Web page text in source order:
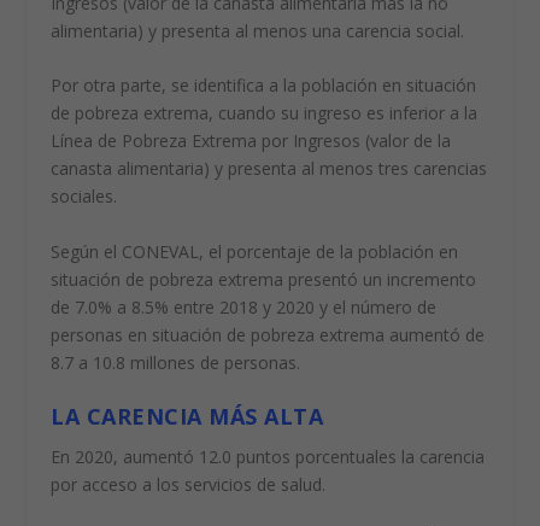
alimentaria) y presenta al menos una carencia social.
Por otra parte, se identifica a la población en situación
de pobreza extrema, cuando su ingreso es inferior a la
Línea de Pobreza Extrema por Ingresos (valor de la
canasta alimentaria) y presenta al menos tres carencias
sociales.
Según el CONEVAL, el porcentaje de la población en
situación de pobreza extrema presentó un incremento
de 7.0% a 8.5% entre 2018 y 2020 y el número de
personas en situación de pobreza extrema aumentó de
8.7 a 10.8 millones de personas.
LA CARENCIA MÁS ALTA
En 2020, aumentó 12.0 puntos porcentuales la carencia
por acceso a los servicios de salud.